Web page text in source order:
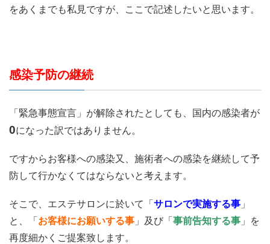
をあくまでも私見ですが、ここで記述したいと思います。
感染予防の継続
「緊急事態宣言」が解除されたとしても、国内の感染者が
0になった訳ではありません。
ですからお客様への感染又、施術者への感染を継続して予
防して行かなくてはならないと考えます。
そこで、エステサロンに於いて「 サロンで実施する事 」
と、「 お客様にお願いする事 」及び「 事前告知する事 」を
再度細かくご提案致します。